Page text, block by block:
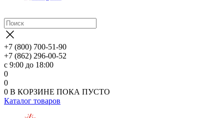
+7 (800) 700-51-90
+7 (862) 296-00-52
с 9:00 до 18:00
0
0
0 В КОРЗИНЕ ПОКА ПУСТО
Каталог товаров